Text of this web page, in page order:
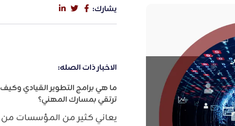
يشارك:
الاخبار ذات الصله:
ما هي برامج التطوير القيادي وكيف
ترتقي بمسارك المهني؟
يعاني كثير من المؤسسات من